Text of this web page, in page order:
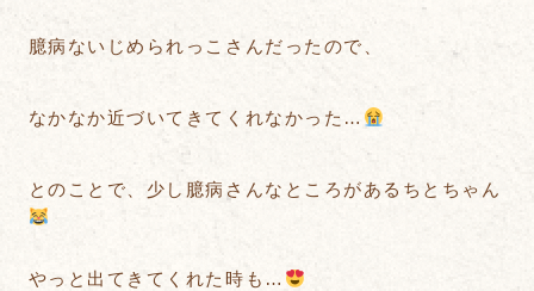
臆病ないじめられっこさんだったので、
なかなか近づいてきてくれなかった…
とのことで、少し臆病さんなところがあるちとちゃん
やっと出てきてくれた時も…